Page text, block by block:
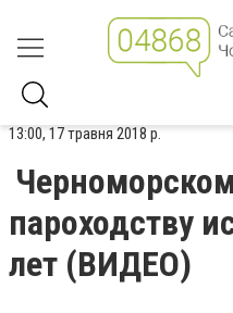
13:00, 17 травня 2018 р.
пароходству
лет (ВИДЕО)